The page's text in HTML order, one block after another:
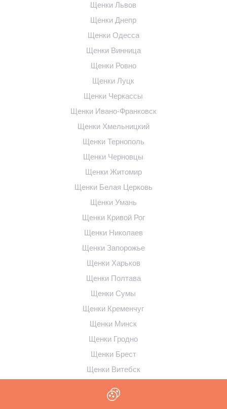
Щенки Львов
Щенки Днепр
Щенки Одесса
Щенки Винница
Щенки Ровно
Щенки Луцк
Щенки Черкассы
Щенки Ивано-Франковск
Щенки Хмельницкий
Щенки Тернополь
Щенки Черновцы
Щенки Житомир
Щенки Белая Церковь
Щенки Умань
Щенки Кривой Рог
Щенки Николаев
Щенки Запорожье
Щенки Харьков
Щенки Полтава
Щенки Сумы
Щенки Кременчуг
Щенки Минск
Щенки Гродно
Щенки Брест
Щенки Витебск
Щенки Рига